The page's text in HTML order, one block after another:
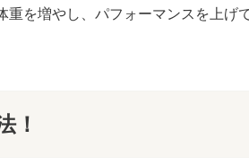
を増やし、パフォーマンスを上げ
！